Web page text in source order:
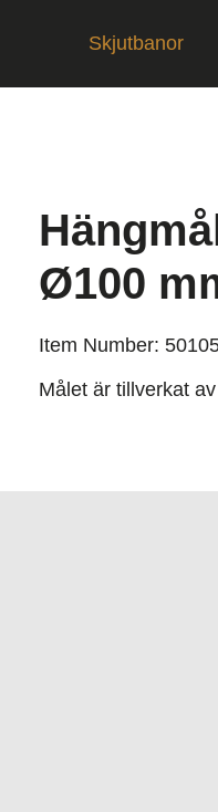
Skjutbanor
Ø100
Item Number:
Målet är tillverkat